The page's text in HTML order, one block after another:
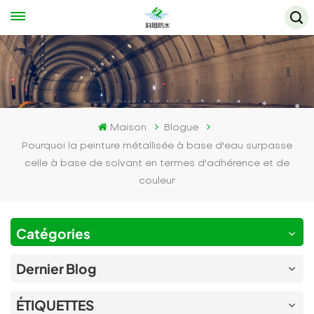
Maison
Blogue
Pourquoi la peinture métallisée à base d'eau surpasse
celle à base de solvant en termes d'adhérence et de
couleur
Catégories
Dernier Blog
ÉTIQUETTES